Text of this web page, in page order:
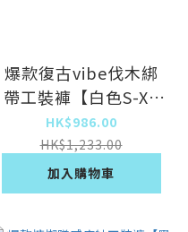
爆款復古vibe伐木綁
帶工裝褲【白色S-XL
碼，下單後與客服確認
發貨尺碼】
HK$986.00
HK$1,233.00
加入購物車